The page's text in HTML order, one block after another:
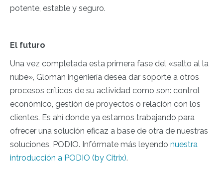
potente, estable y seguro.
El futuro
Una vez completada esta primera fase del «salto al la​
nube», Gloman ingeniería desea dar soporte a otros
procesos críticos de su actividad como son: control
económico, gestión de proyectos o relación con los
clientes. Es ahí donde ya estamos trabajando para
ofrecer una solución eficaz a base de otra de nuestras
soluciones, PODIO. Infórmate más leyendo nuestra
introducción a PODIO (by Citrix).